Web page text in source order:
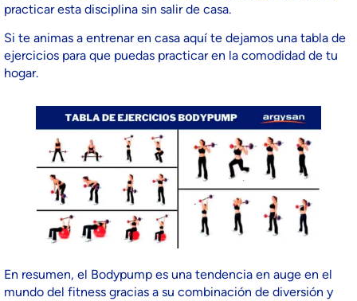
practicar esta disciplina sin salir de casa.
Si te animas a entrenar en casa aquí te dejamos una tabla de
ejercicios para que puedas practicar en la comodidad de tu
hogar.
En resumen, el Bodypump es una tendencia en auge en el
mundo del fitness gracias a su combinación de diversión y